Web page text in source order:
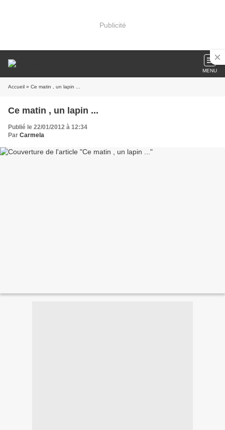
Publicité
MENU
Accueil » Ce matin , un lapin ...
Ce matin , un lapin ...
Publié le 22/01/2012 à 12:34
Par Carmela